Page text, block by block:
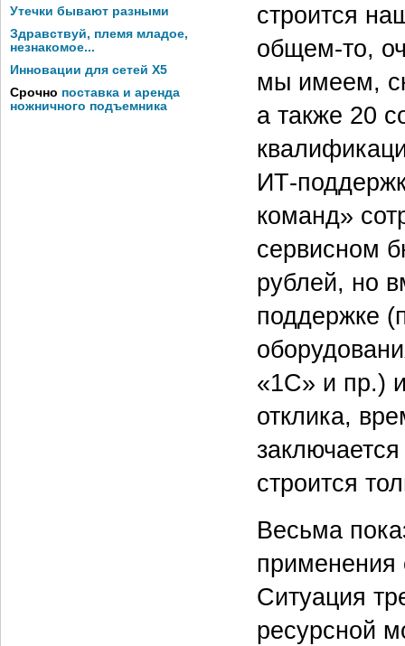
Утечки бывают разными
Здравствуй, племя младое,
незнакомое...
Инновации для сетей X5
Срочно поставка и аренда
ножничного подъемника
строится
общем‑то,
мы имеем,
а также 20
ИТ-
команд»
сервисном
рублей, но
поддержке
«1С» и пр.)
отклика,
строится
Весьма
применения
Ситуация
ресурсной